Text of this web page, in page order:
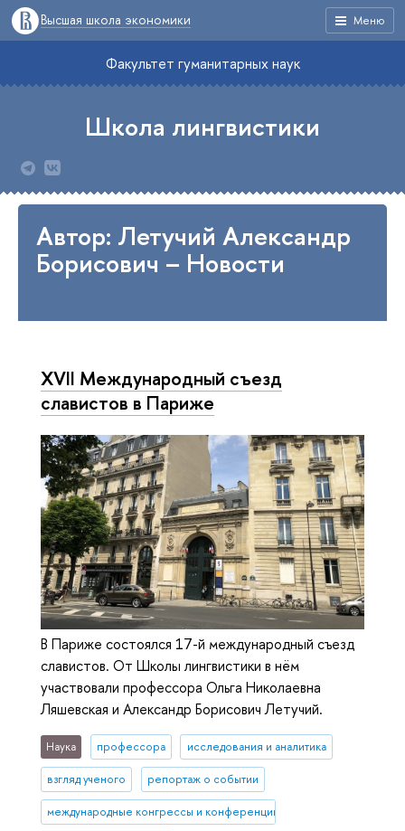
Меню
Высшая школа экономики
Факультет гуманитарных наук
Школа лингвистики
Автор: Летучий Александр
Борисович – Новости
XVII Mеждународный съезд
славистов в Париже
В Париже состоялся 17-й международный съезд
славистов. От Школы лингвистики в нём
участвовали профессора Ольга Николаевна
Ляшевская и Александр Борисович Летучий.
Наука профессора исследования и аналитика
взгляд ученого репортаж о событии
международные конгрессы и конференции